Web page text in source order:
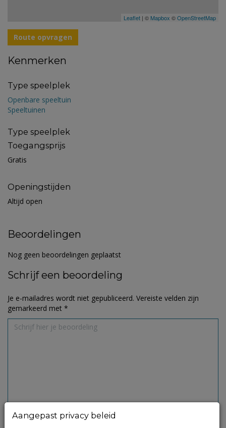
Leaflet | © Mapbox ©OpenStreetMap
Route opvragen
Kenmerken
Type speelplek
Openbare speeltuin
Speeltuinen
Type speelplek
Toegangsprijs
Gratis
Openingstijden
Altijd open
Beoordelingen
Nog geen beoordelingen geplaatst
Schrijf een beoordeling
Je e-mailadres wordt niet gepubliceerd. Vereiste velden zijn
gemarkeerd met *
Aangepast privacy beleid